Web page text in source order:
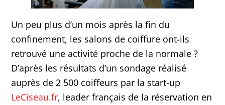
Un peu plus d’un mois après la fin du
confinement, les salons de coiffure ont-ils
retrouvé une activité proche de la normale ?
D’après les résultats d’un sondage réalisé
auprès de 2 500 coiffeurs par la start-up
LeCiseau.fr, leader français de la réservation en